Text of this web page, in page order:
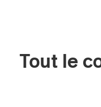
Tout le